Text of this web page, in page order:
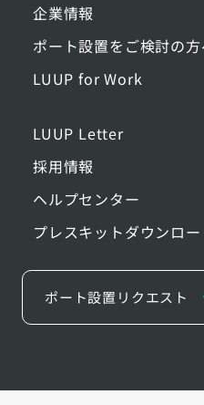
企業情報
ポート設置をご検討の方
LUUP for Work
LUUP Letter
採用情報
ヘルプセンター
プレスキットダウンロー
ポート設置リクエスト